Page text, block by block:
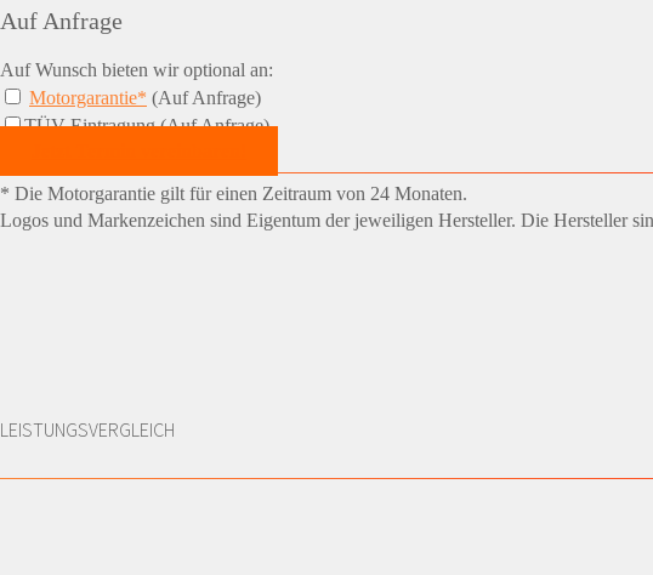
Auf Anfrage
Auf Wunsch bieten wir optional an:
Motorgarantie* (Auf Anfrage)
TÜV-Eintragung (Auf Anfrage)
* Die Motorgarantie gilt für einen Zeitraum von 24 Monaten.
Logos und Markenzeichen sind Eigentum der jeweiligen Hersteller. Die Hersteller
LEISTUNGSVERGLEICH